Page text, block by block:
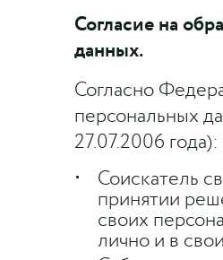
Согласие на
данных.
Согласно
персональных
27.07.2006 года):
Соискатель
принятии
своих
лично и в